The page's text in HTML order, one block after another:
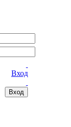
Вход